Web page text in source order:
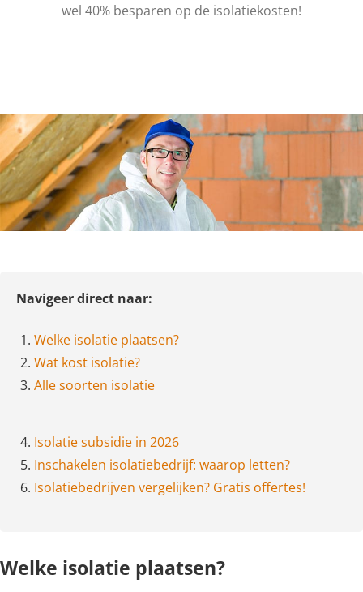
wel 40% besparen op de isolatiekosten!
Navigeer direct naar:
1. Welke isolatie plaatsen?
2. Wat kost isolatie?
3. Alle soorten isolatie
4. Isolatie subsidie in 2026
5. Inschakelen isolatiebedrijf: waarop letten?
6. Isolatiebedrijven vergelijken? Gratis offertes!
Welke isolatie plaatsen?